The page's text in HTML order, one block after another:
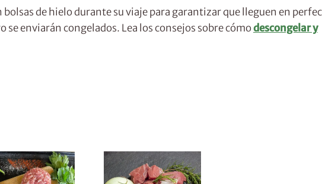
bolsas de hielo durante su viaje para garantizar que lleguen en
se enviarán congelados. Lea los consejos sobre cómodescongelar y